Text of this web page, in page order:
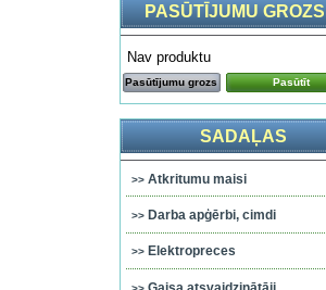
PASŪTĪJUMU GROZS
Nav produktu
Pasūtījumu grozs Pasūtīt
SADAĻAS
Atkritumu maisi
Darba apģērbi, cimdi
Elektropreces